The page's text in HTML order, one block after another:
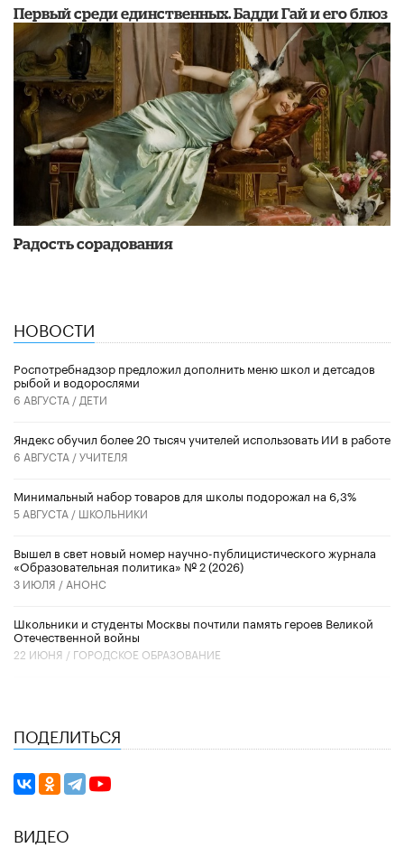
Первый среди единственных. Бадди Гай и его блюз
Радость сорадования
НОВОСТИ
Роспотребнадзор предложил дополнить меню школ и детсадов
рыбой и водорослями
6 АВГУСТА / ДЕТИ
​Яндекс обучил более 20 тысяч учителей использовать ИИ в работе
6 АВГУСТА /УЧИТЕЛЯ
Минимальный набор товаров для школы подорожал на 6,3%
5 АВГУСТА / ШКОЛЬНИКИ
Вышел в свет новый номер научно-публицистического журнала
«Образовательная политика» № 2 (2026)
3 ИЮЛЯ / АНОНС
Школьники и студенты Москвы почтили память героев Великой
Отечественной войны
22 ИЮНЯ / ГОРОДСКОЕ ОБРАЗОВАНИЕ
ПОДЕЛИТЬСЯ
ВИДЕО